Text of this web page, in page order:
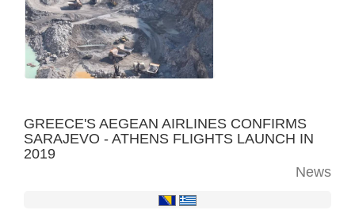
GREECE'S AEGEAN AIRLINES CONFIRMS
SARAJEVO - ATHENS FLIGHTS LAUNCH IN
2019
News